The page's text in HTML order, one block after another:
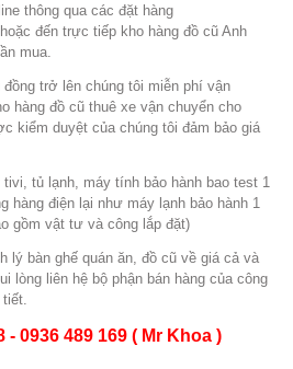
thông qua các đặt hàng
hoặc đến trực tiếp kho hàng đồ cũ Anh
mua.
trở lên chúng tôi miễn phí vận
hàng đồ cũ thuê xe vận chuyển cho
kiểm duyệt của chúng tôi đảm bảo giá
tủ lạnh, máy tính bảo hành bao test 1
hàng điện lại như máy lạnh bảo hành 1
gồm vật tư và công lắp đặt)
lý bàn ghế quán ăn, đồ cũ về giá cả và
lòng liên hệ bộ phận bán hàng của công
- 0936 489 169 ( Mr Khoa )